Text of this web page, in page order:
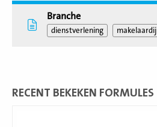
Branche
dienstverlening makelaardij
RECENT BEKEKEN FORMULES